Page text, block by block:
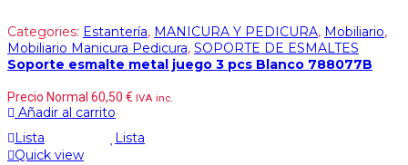
Categories: Estantería, MANICURA Y PEDICURA, Mobiliario,
Mobiliario Manicura Pedicura, SOPORTE DE ESMALTES
Soporte esmalte metal juego 3 pcs Blanco 788077B
Precio Normal 60,50 € IVA inc.
Añadir al carrito
Lista
Lista
Quick view